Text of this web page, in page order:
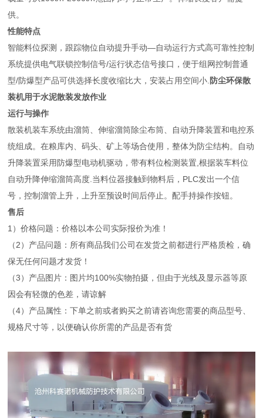
供。
性能特点
智能料位探测，跟踪物位自动提升手动—自动运行方式高可靠性控制
系统提供电气联锁控制信号/运行状态信号接口，便于组网控制普通
型/防爆型产品可供选择长度收缩比大，安装占用空间小. 防尘环保散
装机用于水泥散装发放作业
运行与操作
散装机装车系统由溜筒、伸缩溜筒除尘布筒、自动升降装置和电控系
统组成。在粮库内、码头、矿上等场合使用，整体为防尘结构。自动
升降装置采用防爆型电动机驱动，带有料位检测装置,根据装车料位
自动升降伸缩溜筒高度.当料位器接触到物料后，PLC发出一个信
号，控制溜管上升，上升至预设时间后停止。配手持操作按钮。
售后
1）价格问题：价格以本公司实际报价为准！
（2）产品问题：所有商品我们公司在发货之前都进行严格质检，确
保无任何问题才发货！
（3）产品图片：图片均100%实物拍摄，但由于光线及显示器等原
因会有轻微的色差，请谅解
（4）产品属性：下单之前或者购买之前请咨询您需要的商品型号、
规格尺寸等，以便确认你所需的产品是否有货